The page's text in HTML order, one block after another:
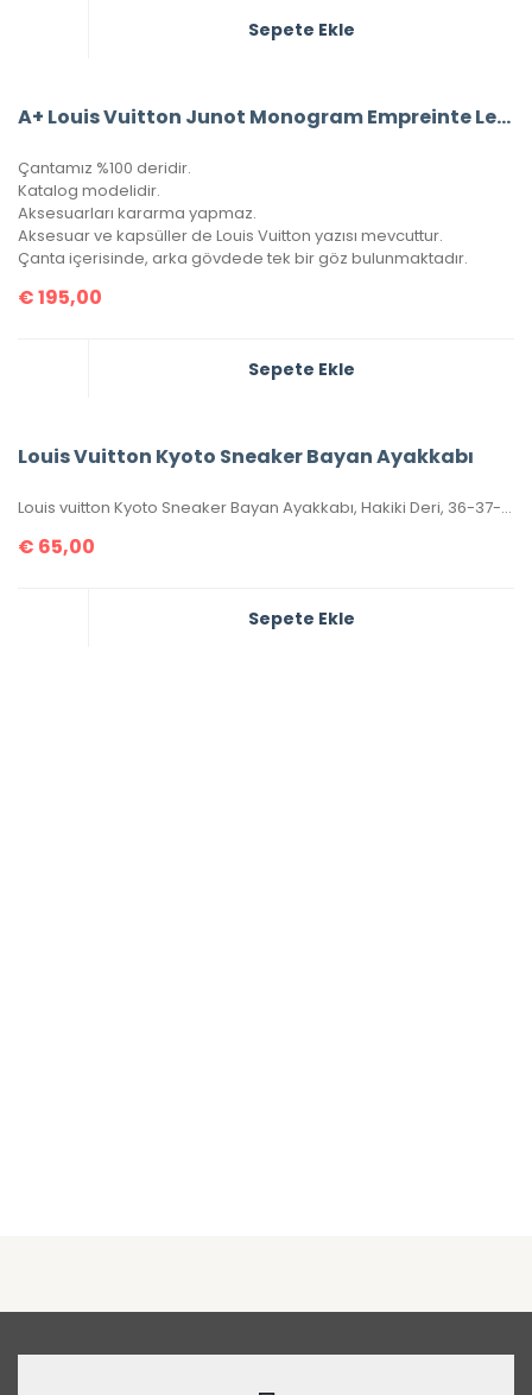
Sepete Ekle
A+ Louis Vuitton Junot Monogram Empreinte Leather
Çantamız %100 deridir.
Katalog modelidir.
Aksesuarları kararma yapmaz.
Aksesuar ve kapsüller de Louis Vuitton yazısı mevcuttur.
Çanta içerisinde, arka gövdede tek bir göz bulunmaktadır.
€195,00
Sepete Ekle
Louis Vuitton Kyoto Sneaker Bayan Ayakkabı
Louis vuitton Kyoto Sneaker Bayan Ayakkabı, Hakiki Deri, 36-37-38-39-40 Numaraları Mevcuttur.
€ 65,00
Sepete Ekle